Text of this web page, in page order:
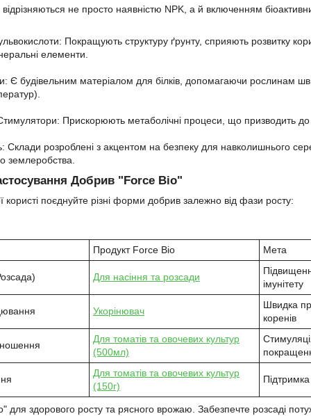
відрізняються не просто наявністю NPK, а й включенням
Покращують структуру ґрунту, сприяють розвитку
елементи.
Є будівельним матеріалом для білків, допомагаючи рослинам
Прискорюють метаболічні процеси, що призводить до
Склади розроблені з акцентом на безпеку для навколишнього
землеробства.
Добрив "Force Bio"
поєднуйте різні форми добрив залежно від фази росту:
Продукт Force Bio Мета
Для насіння та розсади
імунітету
Укорінювач
Швидка
коренів
Для томатів та овочевих культур
(500мл)
Для томатів та овочевих культур
(150г)
для здорового росту та рясного врожаю. Забезпечте розсаді